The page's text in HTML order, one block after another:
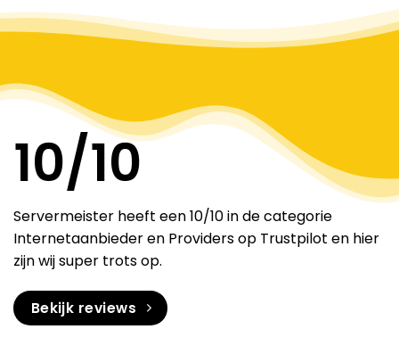
10/10
Servermeister heeft een 10/10 in de categorie
Internetaanbieder en Providers op Trustpilot en hier
zijn wij super trots op.
Bekijk reviews